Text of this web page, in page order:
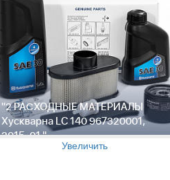
"2 РАСХОДНЫЕ МАТЕРИАЛЫ
Хускварна LC 140 967320001,
2015-01 "
Увеличить